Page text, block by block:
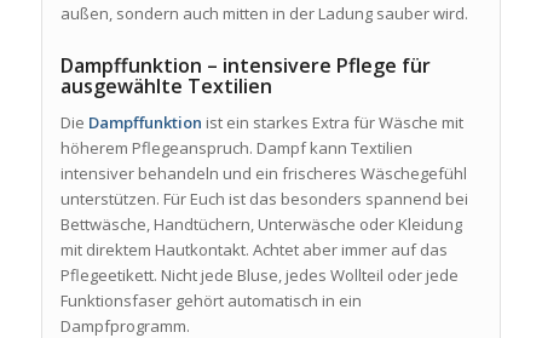
außen, sondern auch mitten in der Ladung sauber wird.
Dampffunktion – intensivere Pflege für
ausgewählte Textilien
Die Dampffunktion ist ein starkes Extra für Wäsche mit
höherem Pflegeanspruch. Dampf kann Textilien
intensiver behandeln und ein frischeres Wäschegefühl
unterstützen. Für Euch ist das besonders spannend bei
Bettwäsche, Handtüchern, Unterwäsche oder Kleidung
mit direktem Hautkontakt. Achtet aber immer auf das
Pflegeetikett. Nicht jede Bluse, jedes Wollteil oder jede
Funktionsfaser gehört automatisch in ein
Dampfprogramm.